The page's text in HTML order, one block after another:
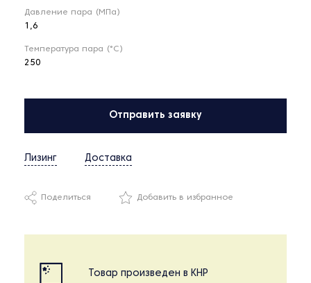
Давление пара (МПа)
1,6
Температура пара (°С)
250
Отправить заявку
Лизинг Доставка
Поделиться Добавить в избранное
Товар произведен в КНР